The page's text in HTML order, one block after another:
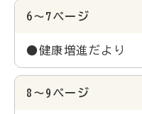
6～7ページ
●健康増進だより
8～9ページ